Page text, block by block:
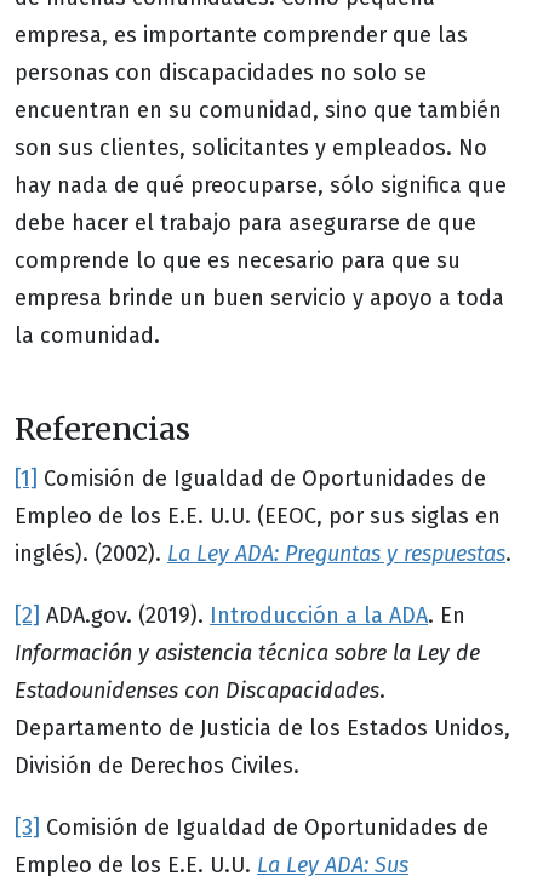
empresa, es importante comprender que las
personas con discapacidades no solo se
encuentran en su comunidad, sino que también
son sus clientes, solicitantes y empleados. No
hay nada de qué preocuparse, sólo significa que
debe hacer el trabajo para asegurarse de que
comprende lo que es necesario para que su
empresa brinde un buen servicio y apoyo a toda
la comunidad.
Referencias
[1] Comisión de Igualdad de Oportunidades de
Empleo de los E.E. U.U. (EEOC, por sus siglas en
inglés). (2002). La Ley ADA: Preguntas y respuestas.
[2] ADA.gov. (2019). Introducción a la ADA. En
Información y asistencia técnica sobre la Ley de
Estadounidenses con Discapacidades.
Departamento de Justicia de los Estados Unidos,
División de Derechos Civiles.
[3] Comisión de Igualdad de Oportunidades de
Empleo de los E.E. U.U. La Ley ADA: Sus